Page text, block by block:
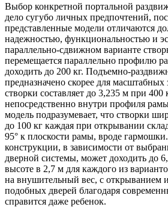
Выбор конкретной портальной
дело сугубо личных предпочтений,
представленные модели отличаются
надежностью, функциональностью и
параллельно-сдвижном варианте
перемещается параллельно профилю
доходить до 200 кг. Подъемно-
предназначено скорее для масштабных
створки составляет до 3,235 м при 400
непосредственно внутри профиля
модель подразумевает, что створки
до 100 кг каждая при открывании
95° к плоскости рамы, вроде
конструкции, в зависимости от
дверной системы, может доходить до
высоте в 2,7 м для каждого из
на внушительный вес, с открыванием
подобных дверей благодаря
справится даже ребенок.